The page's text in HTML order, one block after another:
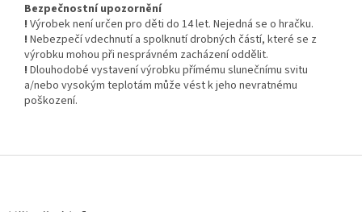
Bezpečnostní upozornění
! Výrobek není určen pro děti do 14 let. Nejedná se o hračku.
! Nebezpečí vdechnutí a spolknutí drobných částí, které se z
výrobku mohou při nesprávném zacházení oddělit.
! Dlouhodobé vystavení výrobku přímému slunečnímu svitu
a/nebo vysokým teplotám může vést k jeho nevratnému
poškození.